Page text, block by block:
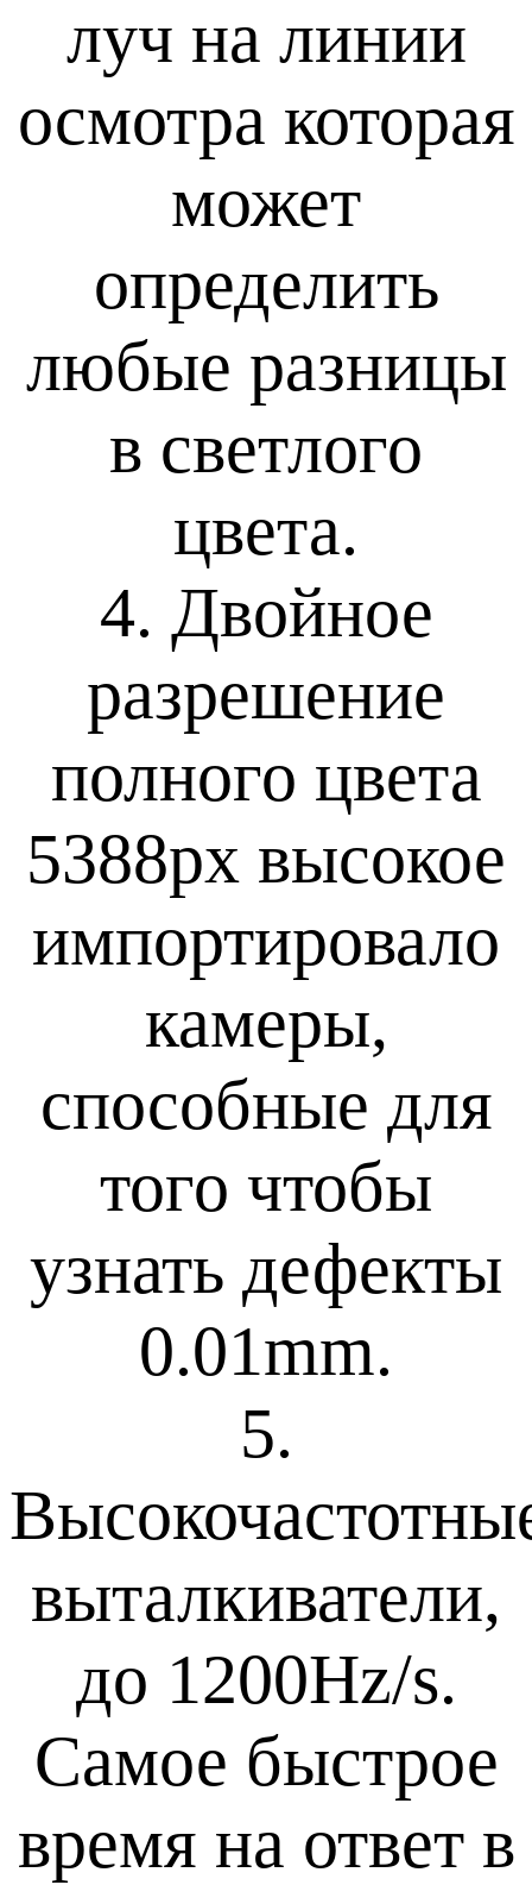
луч на линии
осмотра которая
может
определить
любые разницы
в светлого
цвета.
4. Двойное
разрешение
полного цвета
5388px высокое
импортировало
камеры,
способные для
того чтобы
узнать дефекты
0.01mm.
5.
выталкиватели,
до 1200Hz/s.
Самое быстрое
время на ответ в